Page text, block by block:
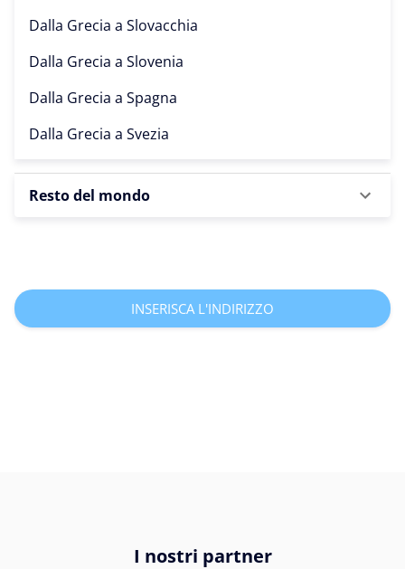
Dalla Grecia a Slovacchia
Dalla Grecia a Slovenia
Dalla Grecia a Spagna
Dalla Grecia a Svezia
Resto del mondo
INSERISCA L'INDIRIZZO
I nostri partner